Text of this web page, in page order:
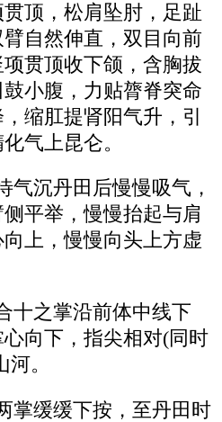
顶，松肩坠肘，足趾
自然伸直，双目向前
贯顶收下颌，含胸拔
小腹，力贴膂脊突命
缩肛提肾阳气升，引
气上昆仑。
沉丹田后慢慢吸气，
平举，慢慢抬起与肩
上，慢慢向头上方虚
之掌沿前体中线下
向下，指尖相对(同时
。
缓缓下按，至丹田时